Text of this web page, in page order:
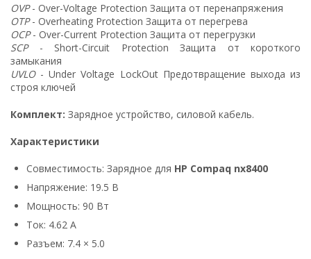
OVP- Over-Voltage Protection Защита от перенапряжения
OTP- Overheating Protection Защита от перегрева
OCP- Over-Current Protection Защита от перегрузки
SCP- Short-Circuit Protection Защита от короткого
замыкания
UVLO- Under Voltage LockOut Предотвращение выхода из
строя ключей
Комплект: Зарядное устройство, силовой кабель.
Характеристики
Совместимость: Зарядное для HP Compaq nx8400
Напряжение: 19.5 В
Мощность: 90 Вт
Ток: 4.62 А
Разъем: 7.4 × 5.0